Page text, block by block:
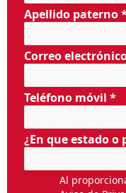
Apellido paterno
Correo
Teléfono móvil *
¿En que estado
Al